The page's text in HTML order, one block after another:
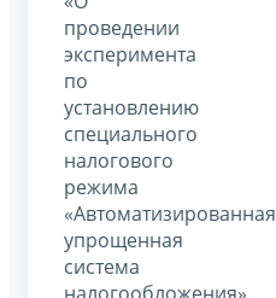
проведении
эксперимента
по
установлению
специального
налогового
режима
«Автоматизированная
упрощенная
система
налогообложения»